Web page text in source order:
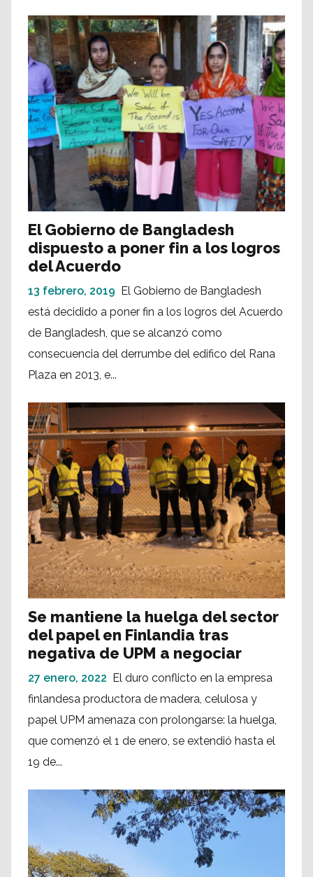
El Gobierno de Bangladesh
dispuesto a poner fin a los logros
del Acuerdo
13 febrero, 2019 El Gobierno de Bangladesh
está decidido a poner fin a los logros del Acuerdo
de Bangladesh, que se alcanzó como
consecuencia del derrumbe del edifico del Rana
Plaza en 2013, e...
Se mantiene la huelga del sector
del papel en Finlandia tras
negativa de UPM a negociar
27 enero, 2022 El duro conflicto en la empresa
finlandesa productora de madera, celulosa y
papel UPM amenaza con prolongarse: la huelga,
que comenzó el 1 de enero, se extendió hasta el
19 de...